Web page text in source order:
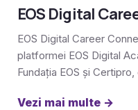
EOS Digital
EOS Digital Career
platformei EOS Digital
Fundația EOS și
Vezi mai multe →